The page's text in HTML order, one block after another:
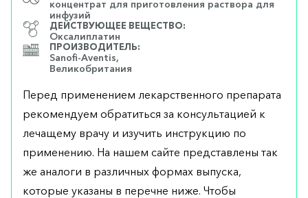
концентрат для приготовления раствора для
инфузий
ДЕЙСТВУЮЩЕЕ ВЕЩЕСТВО:
Оксалиплатин
ПРОИЗВОДИТЕЛЬ:
Sanofi-Aventis,
Великобритания
Перед применением лекарственного препарата
рекомендуем обратиться за консультацией к
лечащему врачу и изучить инструкцию по
применению. На нашем сайте представлены так
же аналоги в различных формах выпуска,
которые указаны в перечне ниже. Чтобы